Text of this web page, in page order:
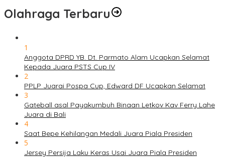
Olahraga Terbaru
1
Anggota DPRD YB. Dt. Parmato Alam Ucapkan Selamat
Kepada Juara PSTS Cup IV
2
PPLP Juarai Pospa Cup, Edward DF Ucapkan Selamat
3
Gateball asal Payakumbuh Binaan Letkov Kav Ferry Lahe
Juara di Bali
4
Saat Bepe Kehilangan Medali Juara Piala Presiden
5
Jersey Persija Laku Keras Usai Juara Piala Presiden